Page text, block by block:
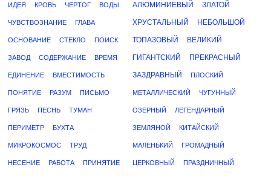
ИДЕЯ КРОВЬ ЧЕРТОГ ВОДЫ
ЧУВСТВОЗНАНИЕ ГЛАВА
ОСНОВАНИЕ СТЕКЛО ПОИСК
ЗАВОД СОДЕРЖАНИЕ ВРЕМЯ
ЕДИНЕНИЕ ВМЕСТИМОСТЬ
ПОНЯТИЕ РАЗУМ ПИСЬМО
ГРЯЗЬ ПЕСНЬ ТУМАН
ПЕРИМЕТР БУХТА
МИКРОКОСМОС ТРУД
НЕСЕНИЕ РАБОТА ПРИНЯТИЕ
АЛЮМИНИЕВЫЙ ЗЛАТОЙ
ХРУСТАЛЬНЫЙ НЕБОЛЬШОЙ
ТОПАЗОВЫЙ ВЕЛИКИЙ
ГИГАНТСКИЙ ПРЕКРАСНЫЙ
ЗАЗДРАВНЫЙ ПЛОСКИЙ
МЕТАЛЛИЧЕСКИЙ ЧУГУННЫЙ
ОЗЕРНЫЙ ЛЕГЕНДАРНЫЙ
ЗЕМЛЯНОЙ КИТАЙСКИЙ
МАЛЕНЬКИЙ ГРОМАДНЫЙ
ЦЕРКОВНЫЙ ПРАЗДНИЧНЫЙ